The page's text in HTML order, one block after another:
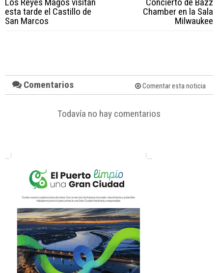
Los Reyes Magos visitan
esta tarde el Castillo de
San Marcos
Concierto de Bazz
Chamber en la Sala
Milwaukee
Comentarios Comentar esta noticia
Todavía no hay comentarios